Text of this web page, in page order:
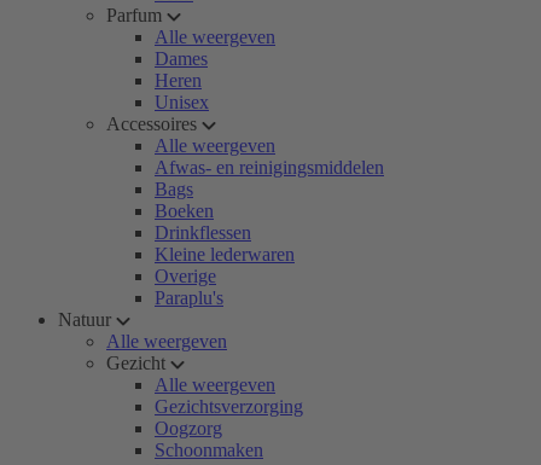
Parfum
Alle weergeven
Dames
Heren
Unisex
Accessoires
Alle weergeven
Afwas- en reinigingsmiddelen
Bags
Boeken
Drinkflessen
Kleine lederwaren
Overige
Paraplu's
Natuur
Alle weergeven
Gezicht
Alle weergeven
Gezichtsverzorging
Oogzorg
Schoonmaken